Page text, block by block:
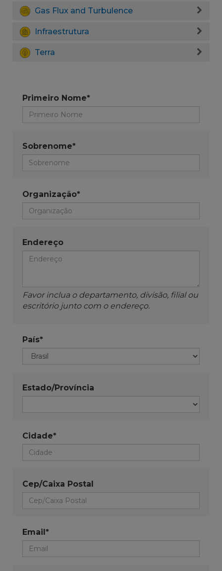
Gas Flux and Turbulence
Infraestrutura
Terra
Primeiro Nome*
Sobrenome*
Organização*
Endereço
Favor inclua o departamento, divisão, filial ou
escritório junto com o endereço.
País*
Estado/Província
Cidade*
Cep/Caixa Postal
Email*